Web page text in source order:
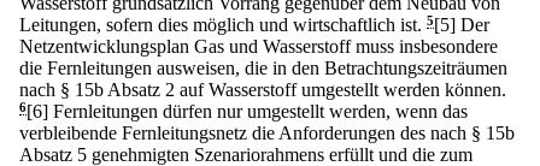
Leitungen, sofern dies möglich und wirtschaftlich ist. 5[5] Der
Netzentwicklungsplan Gas und Wasserstoff muss insbesondere
die Fernleitungen ausweisen, die in den Betrachtungszeiträumen
nach § 15b Absatz 2 auf Wasserstoff umgestellt werden können.
6[6] Fernleitungen dürfen nur umgestellt werden, wenn das
verbleibende Fernleitungsnetz die Anforderungen des nach § 15b
Absatz 5 genehmigten Szenariorahmens erfüllt und die zum